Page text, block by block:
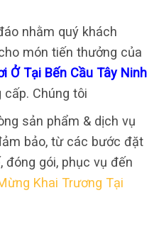
nhằm quý khách
món tiến thưởng của
Ở Tại Bến Cầu Tây Ninh
Chúng tôi
sản phẩm & dịch vụ
bảo, từ các bước đặt
đóng gói, phục vụ đến
Khai Trương Tại